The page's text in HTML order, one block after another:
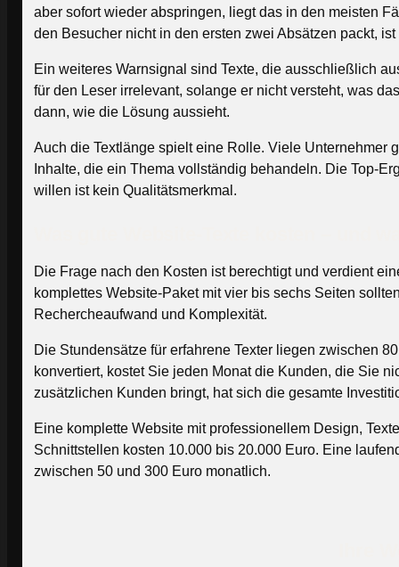
aber sofort wieder abspringen, liegt das in den meisten
den Besucher nicht in den ersten zwei Absätzen packt, ist
Ein weiteres Warnsignal sind Texte, die ausschließlich
für den Leser irrelevant, solange er nicht versteht, was
dann, wie die Lösung aussieht.
Auch die Textlänge spielt eine Rolle. Viele Unternehmer
Inhalte, die ein Thema vollständig behandeln. Die Top-
willen ist kein Qualitätsmerkmal.
Die Frage nach den Kosten ist berechtigt und verdient
komplettes Website-Paket mit vier bis sechs Seiten
Rechercheaufwand und Komplexität.
Die Stundensätze für erfahrene Texter liegen zwischen
konvertiert, kostet Sie jeden Monat die Kunden, die Sie
zusätzlichen Kunden bringt, hat sich die gesamte
Eine komplette Website mit professionellem Design,
Schnittstellen kosten 10.000 bis 20.000 Euro. Eine
zwischen 50 und 300 Euro monatlich.